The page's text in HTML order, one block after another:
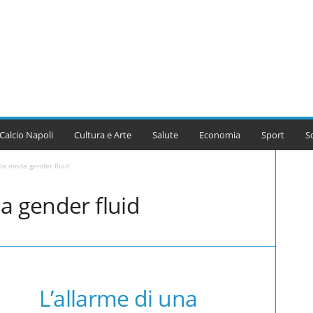
Calcio Napoli Cultura e Arte Salute Economia Sport
moda gender fluid
gender fluid
L’allarme di una